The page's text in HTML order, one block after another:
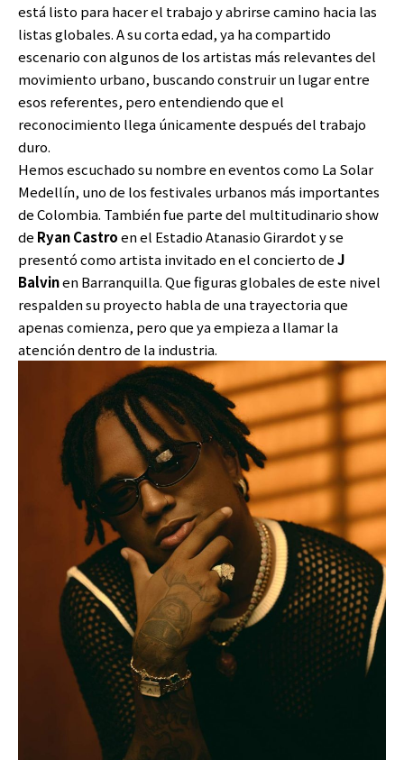
está listo para hacer el trabajo y abrirse camino hacia las
listas globales. A su corta edad, ya ha compartido
escenario con algunos de los artistas más relevantes del
movimiento urbano, buscando construir un lugar entre
esos referentes, pero entendiendo que el
reconocimiento llega únicamente después del trabajo
duro.
Hemos escuchado su nombre en eventos como La Solar
Medellín, uno de los festivales urbanos más importantes
de Colombia. También fue parte del multitudinario show
de Ryan Castroen el Estadio Atanasio Girardot y se
presentó como artista invitado en el concierto deJ
Balvinen Barranquilla. Que figuras globales de este nivel
respalden su proyecto habla de una trayectoria que
apenas comienza, pero que ya empieza a llamar la
atención dentro de la industria.